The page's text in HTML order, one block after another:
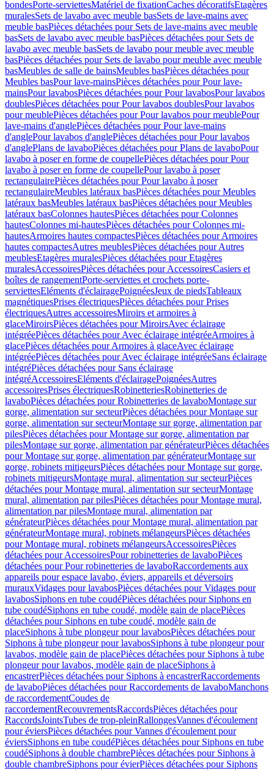
bondesPorte-serviettesMatériel de fixationCaches décoratifsEtagères
muralesSets de lavabo avec meuble basSets de lave-mains avec
meuble basPièces détachées pour Sets de lave-mains avec meuble
basSets de lavabo avec meuble basPièces détachées pour Sets de
lavabo avec meuble basSets de lavabo pour meuble avec meuble
basPièces détachées pour Sets de lavabo pour meuble avec meuble
basMeubles de salle de bainsMeubles basPièces détachées pour
Meubles basPour lave-mainsPièces détachées pour Pour lave-
mainsPour lavabosPièces détachées pour Pour lavabosPour lavabos
doublesPièces détachées pour Pour lavabos doublesPour lavabos
pour meublePièces détachées pour Pour lavabos pour meublePour
lave-mains d'anglePièces détachées pour Pour lave-mains
d'anglePour lavabos d'anglePièces détachées pour Pour lavabos
d'anglePlans de lavaboPièces détachées pour Plans de lavaboPour
lavabo à poser en forme de coupellePièces détachées pour Pour
lavabo à poser en forme de coupellePour lavabo à poser
rectangulairePièces détachées pour Pour lavabo à poser
rectangulaireMeubles latéraux basPièces détachées pour Meubles
latéraux basMeubles latéraux basPièces détachées pour Meubles
latéraux basColonnes hautesPièces détachées pour Colonnes
hautesColonnes mi-hautesPièces détachées pour Colonnes mi-
hautesArmoires hautes compactesPièces détachées pour Armoires
hautes compactesAutres meublesPièces détachées pour Autres
meublesEtagères muralesPièces détachées pour Etagères
muralesAccessoiresPièces détachées pour AccessoiresCasiers et
boîtes de rangementPorte-serviettes et crochets porte-
serviettesEléments d'éclairagePoignéesJeux de piedsTableaux
magnétiquesPrises électriquesPièces détachées pour Prises
électriquesAutres accessoiresMiroirs et armoires à
glaceMiroirsPièces détachées pour MiroirsAvec éclairage
intégréePièces détachées pour Avec éclairage intégréeArmoires à
glacePièces détachées pour Armoires à glaceAvec éclairage
intégréePièces détachées pour Avec éclairage intégréeSans éclairage
intégréPièces détachées pour Sans éclairage
intégréAccessoiresEléments d'éclairagePoignéesAutres
accessoiresPrises électriquesRobinetteriesRobinetteries de
lavaboPièces détachées pour Robinetteries de lavaboMontage sur
gorge, alimentation sur secteurPièces détachées pour Montage sur
gorge, alimentation sur secteurMontage sur gorge, alimentation par
pilesPièces détachées pour Montage sur gorge, alimentation par
pilesMontage sur gorge, alimentation par générateurPièces détachées
pour Montage sur gorge, alimentation par générateurMontage sur
gorge, robinets mitigeursPièces détachées pour Montage sur gorge,
robinets mitigeursMontage mural, alimentation sur secteurPièces
détachées pour Montage mural, alimentation sur secteurMontage
mural, alimentation par pilesPièces détachées pour Montage mural,
alimentation par pilesMontage mural, alimentation par
générateurPièces détachées pour Montage mural, alimentation par
générateurMontage mural, robinets mélangeursPièces détachées
pour Montage mural, robinets mélangeursAccessoiresPièces
détachées pour AccessoiresPour robinetteries de lavaboPièces
détachées pour Pour robinetteries de lavaboRaccordements aux
appareils pour espace lavabo, éviers, appareils et déversoirs
murauxVidages pour lavabosPièces détachées pour Vidages pour
lavabosSiphons en tube coudéPièces détachées pour Siphons en
tube coudéSiphons en tube coudé, modèle gain de placePièces
détachées pour Siphons en tube coudé, modèle gain de
placeSiphons à tube plongeur pour lavabosPièces détachées pour
Siphons à tube plongeur pour lavabosSiphons à tube plongeur pour
lavabos, modèle gain de placePièces détachées pour Siphons à tube
plongeur pour lavabos, modèle gain de placeSiphons à
encastrerPièces détachées pour Siphons à encastrerRaccordements
de lavaboPièces détachées pour Raccordements de lavaboManchons
de raccordementCoudes de
raccordementRecouvrementsRaccordsPièces détachées pour
RaccordsJointsTubes de trop-pleinRallongesVannes d'écoulement
pour éviersPièces détachées pour Vannes d'écoulement pour
éviersSiphons en tube coudéPièces détachées pour Siphons en tube
coudéSiphons à double chambrePièces détachées pour Siphons à
double chambreSiphons pour évierPièces détachées pour Siphons